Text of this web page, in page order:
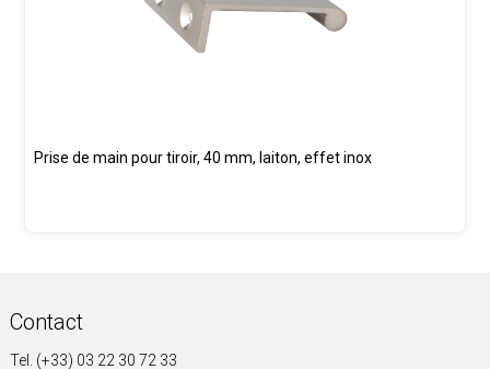
Prise de main pour tiroir, 40 mm, laiton, effet inox
Contact
Tel. (+33) 03 22 30 72 33